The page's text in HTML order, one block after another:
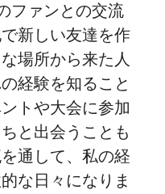
ファンとの交流
新しい友達を作
場所から来た人
経験を知ること
トや大会に参加
と出会うことも
通して、私の経
な日々になりま